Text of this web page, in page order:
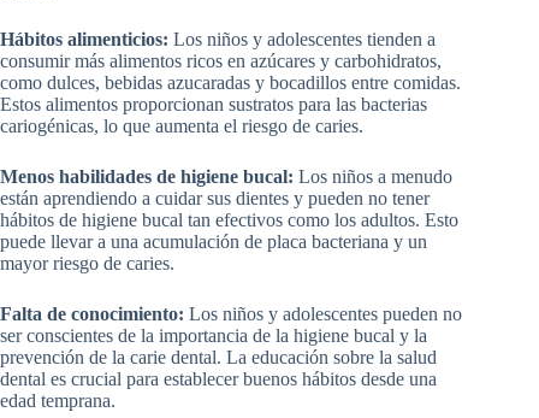
Hábitos alimenticios: Los niños y adolescentes tienden a
consumir más alimentos ricos en azúcares y carbohidratos,
como dulces, bebidas azucaradas y bocadillos entre comidas.
Estos alimentos proporcionan sustratos para las bacterias
cariogénicas, lo que aumenta el riesgo de caries.
Menos habilidades de higiene bucal: Los niños a menudo
están aprendiendo a cuidar sus dientes y pueden no tener
hábitos de higiene bucal tan efectivos como los adultos. Esto
puede llevar a una acumulación de placa bacteriana y un
mayor riesgo de caries.
Falta de conocimiento: Los niños y adolescentes pueden no
ser conscientes de la importancia de la higiene bucal y la
prevención de la carie dental. La educación sobre la salud
dental es crucial para establecer buenos hábitos desde una
edad temprana.